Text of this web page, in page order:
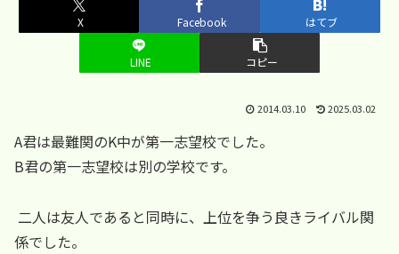
X Facebook はてブ
LINE コピー
2014.03.10 2025.03.02
A君は最難関のK中が第一志望校でした。
B君の第一志望校は別の学校です。
二人は友人であると同時に、上位を争う良きライバル関
係でした。